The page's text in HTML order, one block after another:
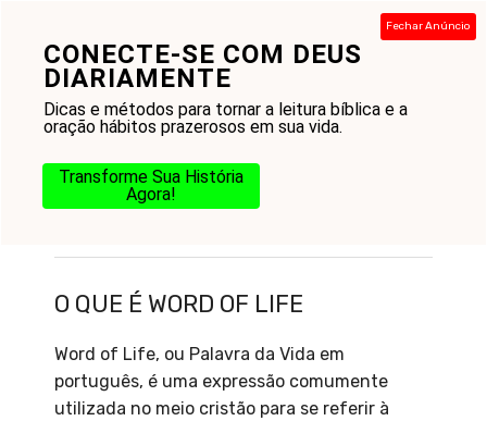
CONECTE-SE COM DEUS
DIARIAMENTE
Dicas e métodos para tornar a leitura bíblica e a
oração hábitos prazerosos em sua vida.
Transforme Sua História
Agora!
Fechar Anúncio
conteúdo
O QUE É WORD OF LIFE
Word of Life, ou Palavra da Vida em
português, é uma expressão comumente
utilizada no meio cristão para se referir à